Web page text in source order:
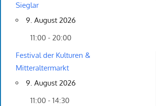
Sieglar
9. August 2026
11:00 - 20:00
Festival der Kulturen &
Mitteraltermarkt
9. August 2026
11:00 - 14:30